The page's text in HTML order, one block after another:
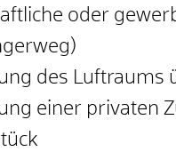
oder
des Luftraums
einer privaten